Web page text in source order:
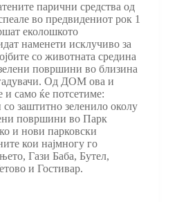
парични средства од
во предвидениот рок 1
еколошкото
наменети исклучиво за
со животната средина
површини во близина
Од ДОМ ова и
и само ќе потсетиме:
заштитно зеленило околу
површини во Парк
и нови парковски
кои најмногу го
Гази Баба, Бутел,
и Гостивар.